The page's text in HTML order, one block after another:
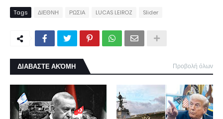
Tags ΔΙΕΘΝΗ ΡΩΣΙΑ LUCAS LEIROZ Slider
ΔΙΑΒΑΣΤΕ ΑΚΌΜΗ Προβολή όλων